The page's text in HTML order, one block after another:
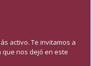
activo. Te invitamos a
nos dejó en este